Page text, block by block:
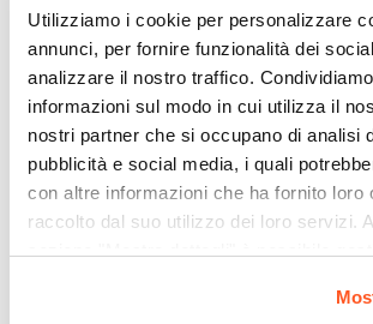
Utilizziamo i cookie per personalizzare
annunci, per fornire funzionalità dei
analizzare il nostro traffico.
informazioni sul modo in cui utilizza il
nostri partner che si occupano di analisi
pubblicità e social media, i quali
con altre informazioni che ha fornito loro
raccolto dal suo utilizzo dei loro servizi.
momento. Per maggiori informazioni si
Bianco
Finitura WC
Lucida
Brida
Con brida
Altezza WC
34 cm
CODICE:38863S CODICE:
Placca
scarico wc